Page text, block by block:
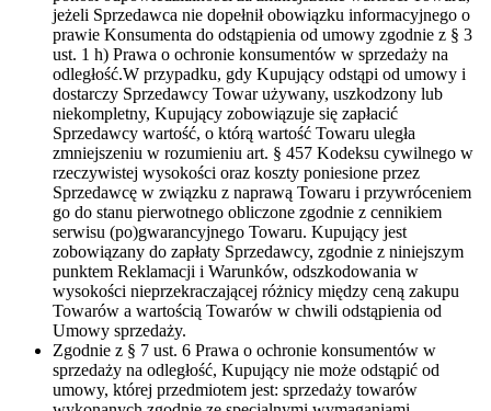
jeżeli Sprzedawca nie dopełnił obowiązku informacyjnego o
prawie Konsumenta do odstąpienia od umowy zgodnie z § 3
ust. 1 h) Prawa o ochronie konsumentów w sprzedaży na
odległość.W przypadku, gdy Kupujący odstąpi od umowy i
dostarczy Sprzedawcy Towar używany, uszkodzony lub
niekompletny, Kupujący zobowiązuje się zapłacić
Sprzedawcy wartość, o którą wartość Towaru uległa
zmniejszeniu w rozumieniu art. § 457 Kodeksu cywilnego w
rzeczywistej wysokości oraz koszty poniesione przez
Sprzedawcę w związku z naprawą Towaru i przywróceniem
go do stanu pierwotnego obliczone zgodnie z cennikiem
serwisu (po)gwarancyjnego Towaru. Kupujący jest
zobowiązany do zapłaty Sprzedawcy, zgodnie z niniejszym
punktem Reklamacji i Warunków, odszkodowania w
wysokości nieprzekraczającej różnicy między ceną zakupu
Towarów a wartością Towarów w chwili odstąpienia od
Umowy sprzedaży.
Zgodnie z § 7 ust. 6 Prawa o ochronie konsumentów w
sprzedaży na odległość, Kupujący nie może odstąpić od
umowy, której przedmiotem jest: sprzedaży towarów